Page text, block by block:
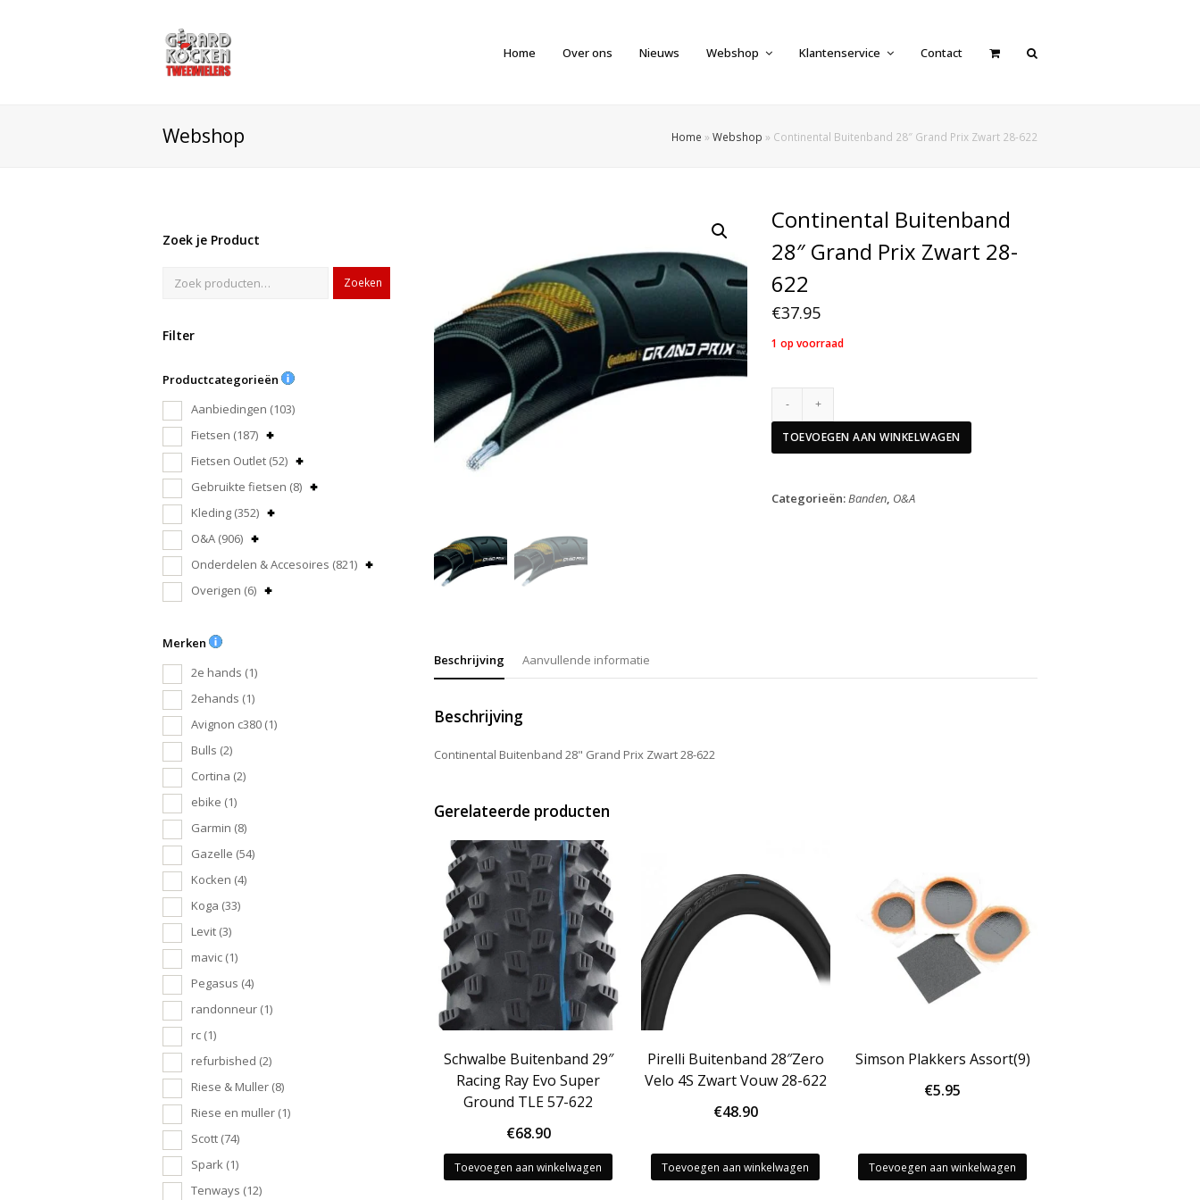
Home Over ons Nieuws Webshop Klantenservice Contact
Webshop Home » Webshop » Continental Buitenband 28″ Grand Prix Zwart 28-622
Zoek je Product
Zoeken
Filter
Productcategorieën
Aanbiedingen (103)
Fietsen (187)
Fietsen Outlet (52)
Gebruikte fietsen (8)
Kleding (352)
O&A (906)
Onderdelen & Accesoires (821)
Overigen (6)
Merken
2e hands (1)
2ehands (1)
Avignon c380 (1)
Bulls (2)
Cortina (2)
ebike (1)
Garmin (8)
Gazelle (54)
Kocken (4)
Koga (33)
Levit (3)
mavic (1)
Pegasus (4)
randonneur (1)
rc (1)
refurbished (2)
Riese & Muller (8)
Riese en muller (1)
Scott (74)
Spark (1)
Tenways (12)
Continental Buitenband
28″ Grand Prix Zwart 28-
622
€37.95
1 op voorraad
28"
Grand
Zwart
28-
TOEVOEGEN AAN WINKELWAGEN
Categorieën:Banden, O&A
Beschrijving Aanvullende informatie
Beschrijving
Continental Buitenband 28" Grand Prix Zwart 28-622
Gerelateerde producten
Schwalbe Buitenband 29″
Racing Ray Evo Super
Ground TLE 57-622
€68.90
Toevoegen aan winkelwagen
Pirelli Buitenband 28″Zero
Velo 4S Zwart Vouw 28-622
€48.90
Toevoegen aan winkelwagen
Simson Plakkers Assort(9)
€5.95
Toevoegen aan winkelwagen